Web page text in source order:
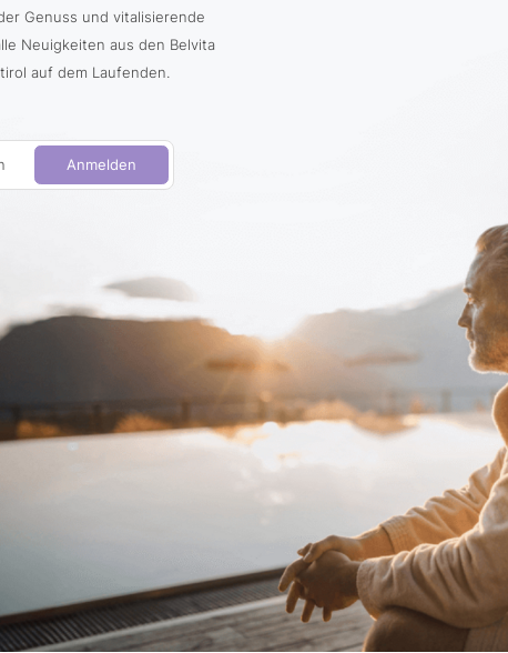
Genuss und vitalisierende
Neuigkeiten aus den Belvita
auf dem Laufenden.
Anmelden